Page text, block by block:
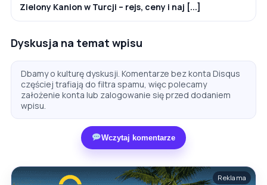
Zielony Kanion w Turcji – rejs, ceny i naj [...]
Dyskusja na temat wpisu
Dbamy o kulturę dyskusji. Komentarze bez konta Disqus
częściej trafiają do filtra spamu, więc polecamy
założenie konta lub zalogowanie się przed dodaniem
wpisu.
Wczytaj komentarze
Reklama